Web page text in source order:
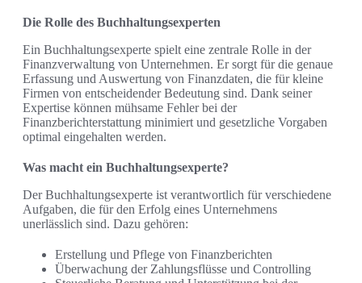
Die Rolle des Buchhaltungsexperten
Ein Buchhaltungsexperte spielt eine zentrale Rolle in der
Finanzverwaltung von Unternehmen. Er sorgt für die genaue
Erfassung und Auswertung von Finanzdaten, die für kleine
Firmen von entscheidender Bedeutung sind. Dank seiner
Expertise können mühsame Fehler bei der
Finanzberichterstattung minimiert und gesetzliche Vorgaben
optimal eingehalten werden.
Was macht ein Buchhaltungsexperte?
Der Buchhaltungsexperte ist verantwortlich für verschiedene
Aufgaben, die für den Erfolg eines Unternehmens
unerlässlich sind. Dazu gehören:
Erstellung und Pflege von Finanzberichten
Überwachung der Zahlungsflüsse und Controlling